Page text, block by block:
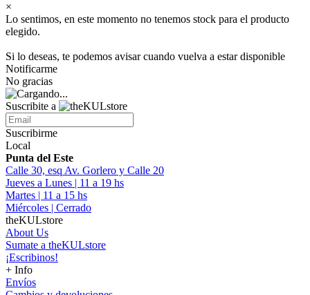
×
Lo sentimos, en este momento no tenemos stock para el producto
elegido.
Si lo deseas, te podemos avisar cuando vuelva a estar disponible
Notificarme
No gracias
Suscribite a
Suscribirme
Local
Punta del Este
Calle 30, esq Av. Gorlero y Calle 20
Jueves a Lunes | 11 a 19 hs
Martes | 11 a 15 hs
Miércoles | Cerrado
theKULstore
About Us
Sumate a theKULstore
¡Escribinos!
+ Info
Envíos